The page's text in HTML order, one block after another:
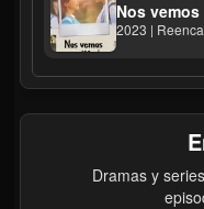
Nos vemos
2023 |
Dramas y